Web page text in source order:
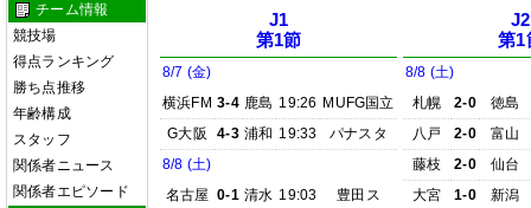
チーム情報
競技場
得点ランキング
勝ち点推移
年齢構成
スタッフ
関係者ニュース
関係者エピソード
J1
第1節
8/7 (金)
横浜FM 3-4 鹿島 19:26 MUFG国立
G大阪
4-3 浦和 19:33
パナスタ
8/8 (土)
名古屋 0-1 清水 19:03
豊田ス
J2
第1
8/8 (土)
札幌
2-0
徳島
八戸
2-0
富山
藤枝
2-0
仙台
大宮
1-0
新潟